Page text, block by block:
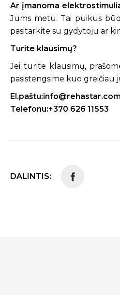
Ar įmanoma
Jums metu. Tai puikus
pasitarkite su gydytoju ar
Turite klausimų?
Jei turite klausimų,
pasistengsime kuo greičiau
El.paštu:info@rehastar.com
Telefonu:+370 626 11553
DALINTIS: